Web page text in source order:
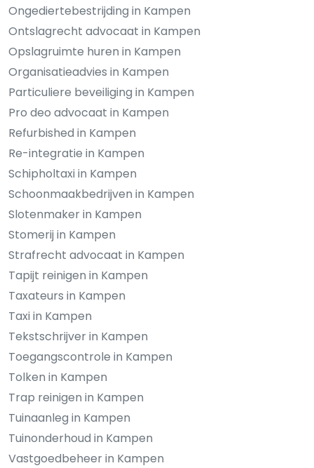
Ongediertebestrijding in Kampen
Ontslagrecht advocaat in Kampen
Opslagruimte huren in Kampen
Organisatieadvies in Kampen
Particuliere beveiliging in Kampen
Pro deo advocaat in Kampen
Refurbished in Kampen
Re-integratie in Kampen
Schipholtaxi in Kampen
Schoonmaakbedrijven in Kampen
Slotenmaker in Kampen
Stomerij in Kampen
Strafrecht advocaat in Kampen
Tapijt reinigen in Kampen
Taxateurs in Kampen
Taxi in Kampen
Tekstschrijver in Kampen
Toegangscontrole in Kampen
Tolken in Kampen
Trap reinigen in Kampen
Tuinaanleg in Kampen
Tuinonderhoud in Kampen
Vastgoedbeheer in Kampen